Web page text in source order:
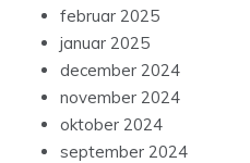
februar 2025
januar 2025
december 2024
november 2024
oktober 2024
september 2024